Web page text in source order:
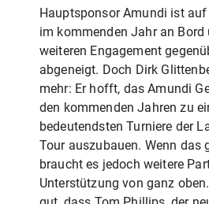
Hauptsponsor Amundi ist
im kommenden Jahr an Bord
weiteren Engagement
abgeneigt. Doch Dirk
mehr: Er hofft, das Amundi
den kommenden Jahren zu
bedeutendsten Turniere der
Tour auszubauen. Wenn das
braucht es jedoch weitere
Unterstützung von ganz